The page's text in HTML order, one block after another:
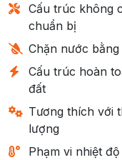
Cấu trúc không
chuẩn bị
Chặn nước
Cấu trúc hoàn
đất
Tương thích với
lượng
Phạm vi nhiệt